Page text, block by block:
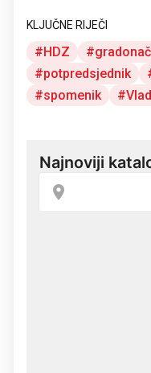
KLJUČNE RIJEČI
HDZ
potpredsjednik
spomenik